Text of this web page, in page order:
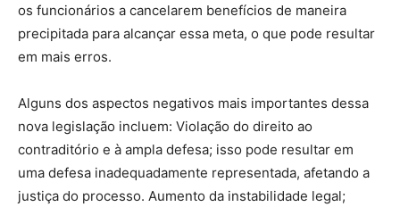
os funcionários a cancelarem benefícios de maneira
precipitada para alcançar essa meta, o que pode resultar
em mais erros.
Alguns dos aspectos negativos mais importantes dessa
nova legislação incluem: Violação do direito ao
contraditório e à ampla defesa; isso pode resultar em
uma defesa inadequadamente representada, afetando a
justiça do processo. Aumento da instabilidade legal;